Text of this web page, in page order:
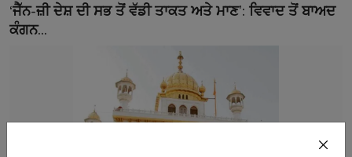
‘ਜੈੱਨ-ਜ਼ੀ ਦੇਸ਼ ਦੀ ਸਭ ਤੋਂ ਵੱਡੀ ਤਾਕਤ ਅਤੇ ਮਾਣ’: ਵਿਵਾਦ ਤੋਂ ਬਾਅਦ
ਕੰਗਨ...